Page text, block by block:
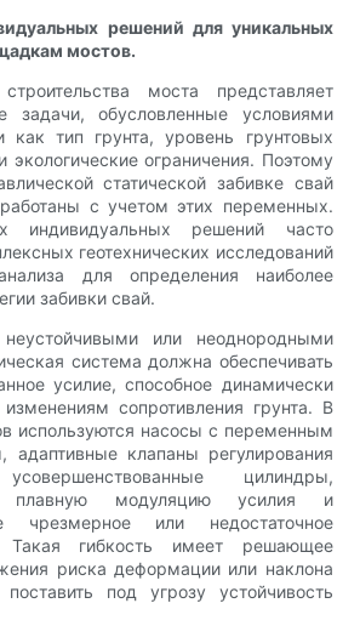
решений для уникальных
мостов.
моста представляет
задачи, обусловленные условиями
как тип грунта, уровень грунтовых
экологические ограничения. Поэтому
статической забивке свай
с учетом этих переменных.
индивидуальных решений часто
геотехнических исследований
для определения наиболее
забивки свай.
или неоднородными
система должна обеспечивать
усилие, способное динамически
изменениям сопротивления грунта. В
используются насосы с переменным
адаптивные клапаны регулирования
цилиндры,
плавную модуляцию усилия и
чрезмерное или недостаточное
Такая гибкость имеет решающее
риска деформации или наклона
под угрозу устойчивость